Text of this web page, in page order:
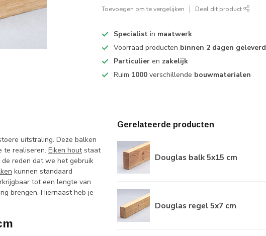
Toevoegen om te vergelijken Deel dit product
Specialist in maatwerk
Voorraad producten binnen 2 dagen geleverd
Particulier en zakelijk
Ruim 1000 verschillende bouwmaterialen
uitstraling. Deze balken
te realiseren. Eiken houtstaat
de reden dat we het gebruik
kunnen standaard
tot een lengte van
brengen. Hiernaast heb je
Gerelateerde producten
Douglas balk 5x15 cm
Douglas regel 5x7 cm